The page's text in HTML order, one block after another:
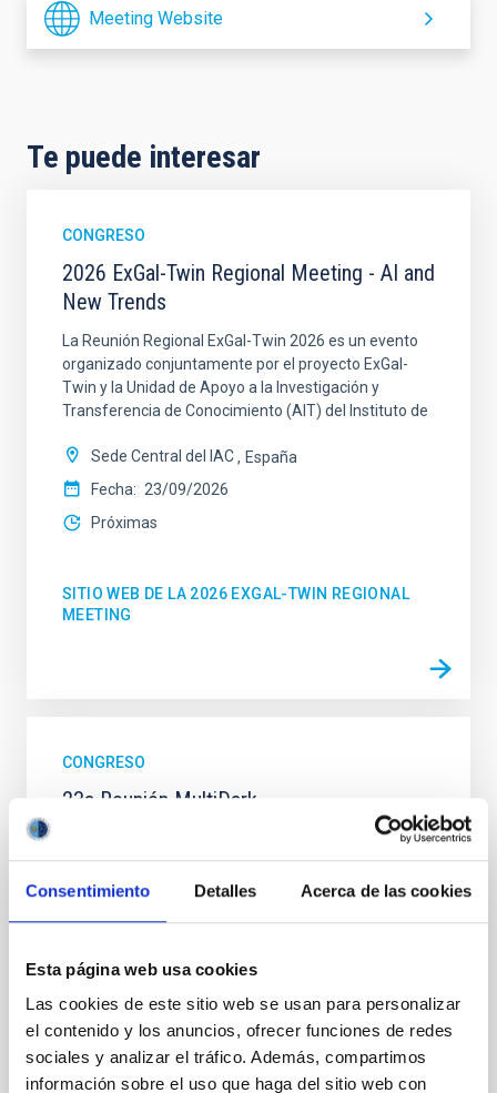
Consentimiento Detalles Acerca de las cookies
Esta página web usa cookies
Las cookies de este sitio web se usan para personalizar
el contenido y los anuncios, ofrecer funciones de redes
sociales y analizar el tráfico. Además, compartimos
información sobre el uso que haga del sitio web con
Meeting Website
Te puede interesar
CONGRESO
2026 ExGal-Twin Regional Meeting - AI and
New Trends
La Reunión Regional ExGal-Twin 2026 es un evento
organizado conjuntamente por el proyecto ExGal-
Twin y la Unidad de Apoyo a la Investigación y
Transferencia de Conocimiento (AIT) del Instituto de
Sede Central del IAC
España
Fecha
23/09/2026
Próximas
SITIO WEB DE LA 2026 EXGAL-TWIN REGIONAL
MEETING
CONGRESO
23a Reunión MultiDark
MultiDark es una Red Española de Investigación que
reúne a grupos teóricos y experimentales de físicos
de partículas, astrofísicos y cosmólogos de 15
Cosmos" en San Cristóbal de La Laguna en
frente al edificio principal del Instituto de
Astrofísica de Canarias
Fecha
17/06/2026-19/06/2026